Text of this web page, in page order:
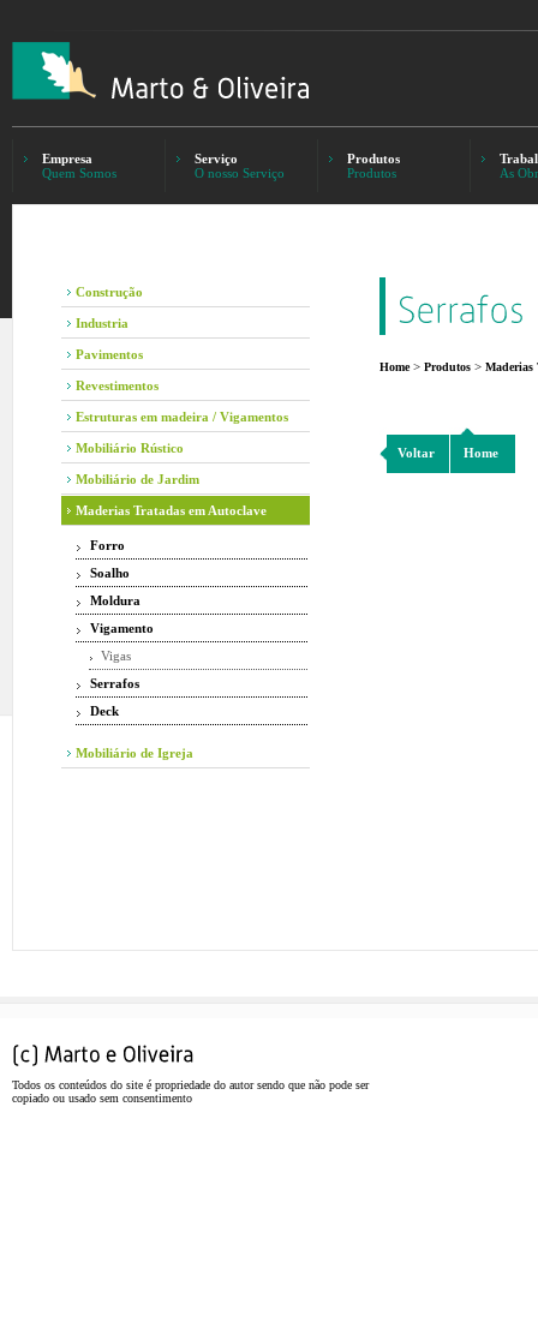
Empresa
Quem Somos
Serviço
O nosso Serviço
Produtos
Produtos
As
Construção
Industria
Pavimentos
Revestimentos
Estruturas em madeira / Vigamentos
Mobiliário Rústico
Mobiliário de Jardim
Maderias Tratadas em Autoclave
Forro
Soalho
Moldura
Vigamento
Vigas
Serrafos
Deck
Mobiliário de Igreja
Home> Produtos > Maderias
Voltar Home
Todos os conteúdos do site é propriedade do autor sendo que não pode ser
copiado ou usado sem consentimento